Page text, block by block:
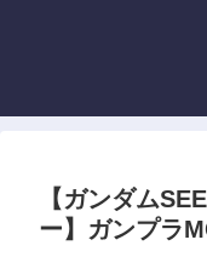
【ガンダム
ー】ガンプラ